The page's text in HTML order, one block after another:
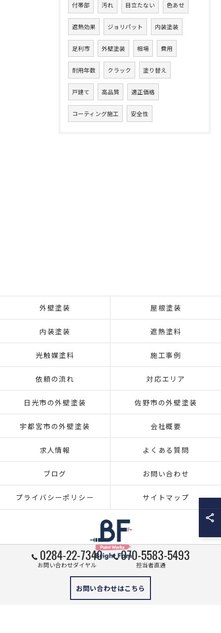
付帯部 汚れ 目立たない 色あせ
遮熱効果 ジョリパット 内装塗装
足利市 外壁塗装 相場 費用
耐用年数 クラック 塗り替え
戸建て 高品質 適正価格
コーティング施工 安全性
0284-22-7340
お問い合わせダイヤル
070-5583-5493
担当者直通
お問い合わせはこちら
外壁塗装 屋根塗装
内装塗装 遮熱塗料
光触媒塗料 施工事例
依頼の流れ 対応エリア
日光市の外壁塗装 佐野市の外壁塗装
宇都宮市の外壁塗装 会社概要
求人情報 よくある質問
ブログ お問い合わせ
プライバシーポリシー サイトマップ
© 2026 栃木県足利市の外壁塗装ならブライト・ファム株式会社 ALL RIGHTS